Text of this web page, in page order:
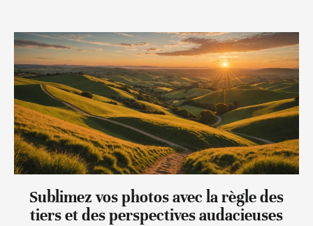
Sublimez vos photos avec la règle des
tiers et des perspectives audacieuses